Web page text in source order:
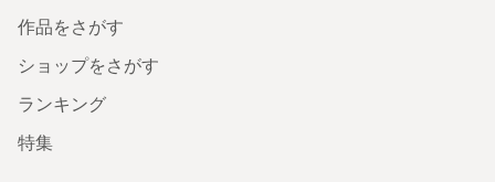
作品をさがす
ショップをさがす
ランキング
特集